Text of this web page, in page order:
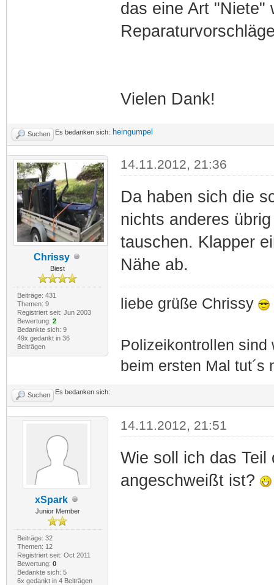
das eine Art "Niete"
Vielen Dank!
Suchen Es bedanken sich: heingumpel
Chrissy
Biest
Beiträge: 431
Themen: 9
Registriert seit: Jun 2003
Bewertung: 2
Bedankte sich: 9
49x gedankt in 36
Beiträgen
14.11.2012, 21:36
Da haben sich die
nichts anderes
tauschen. Klapper
Nähe ab.
liebe grüße Chrissy
Polizeikontrollen sind
beim ersten Mal
Suchen Es bedanken sich:
xSpark
Junior Member
Beiträge: 32
Themen: 12
Registriert seit: Oct 2011
Bewertung: 0
Bedankte sich: 5
6x gedankt in 4 Beiträgen
14.11.2012, 21:51
Wie soll ich das
angeschweißt ist?